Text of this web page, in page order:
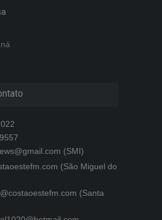
(SMI)
(São Miguel do
(Santa